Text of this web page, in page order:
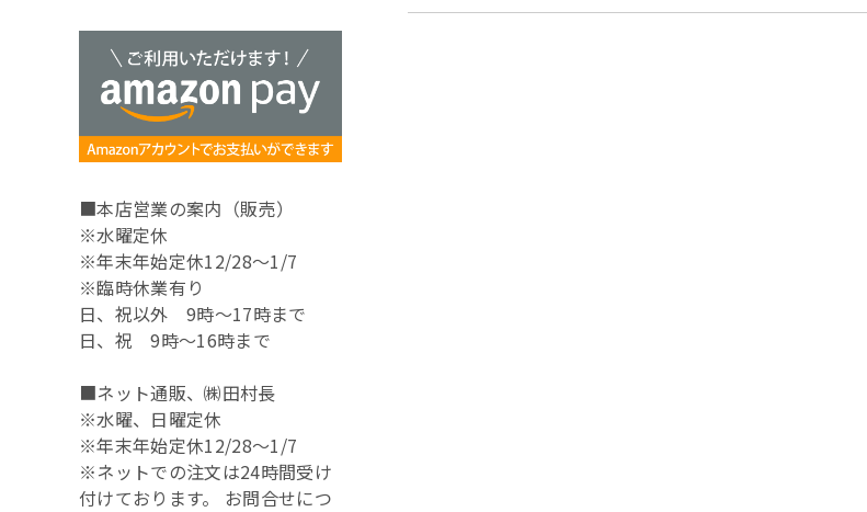
■本店営業の案内（販売）
※水曜定休
※年末年始定休12/28～1/7
※臨時休業有り
日、祝以外 9時～17時まで
日、祝 9時～16時まで
■ネット通販、㈱田村長
※水曜、日曜定休
※年末年始定休12/28～1/7
※ネットでの注文は24時間受け
付けております。 お問合せにつ